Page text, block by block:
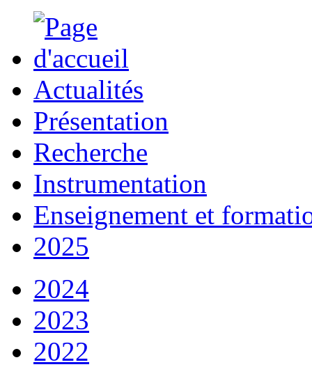
Actualités
Présentation
Recherche
Instrumentation
Enseignement et
2025
2024
2023
2022